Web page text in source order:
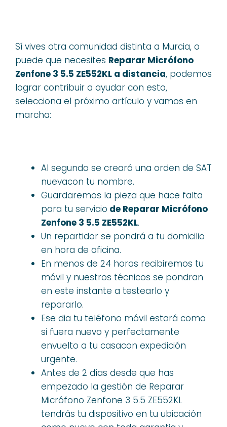
Sí vives otra comunidad distinta a Murcia, o
puede que necesites Reparar Micrófono
Zenfone 3 5.5 ZE552KL a distancia, podemos
lograr contribuir a ayudar con esto,
selecciona el próximo artículo y vamos en
marcha:
Al segundo se creará una orden de SAT
nuevacon tu nombre.
Guardaremos la pieza que hace falta
para tu servicio de Reparar Micrófono
Zenfone 3 5.5 ZE552KL.
Un repartidor se pondrá a tu domicilio
en hora de oficina.
En menos de 24 horas recibiremos tu
móvil y nuestros técnicos se pondran
en este instante a testearlo y
repararlo.
Ese dia tu teléfono móvil estará como
si fuera nuevo y perfectamente
envuelto a tu casacon expedición
urgente.
Antes de 2 días desde que has
empezado la gestión de Reparar
Micrófono Zenfone 3 5.5 ZE552KL
tendrás tu dispositivo en tu ubicación